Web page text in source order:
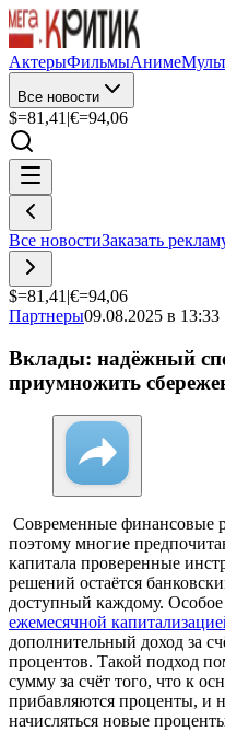
АктерыФильмыАниме
Все новости
$=81,41 |€=94,06
Все новостиЗаказать
$=81,41 |€=94,06
Партнеры09.08.2025 в 13:33
Вклады: надёжный
приумножить
Современные финансовые
поэтому многие
капитала проверенные
решений остаётся
доступный каждому.
ежемесячной
дополнительный доход за
процентов. Такой подход
сумму за счёт того, что к
прибавляются проценты, и
начисляться новые